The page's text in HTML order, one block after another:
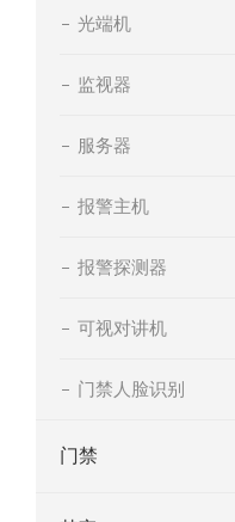
光端机
监视器
服务器
报警主机
报警探测器
可视对讲机
门禁人脸识别
门禁